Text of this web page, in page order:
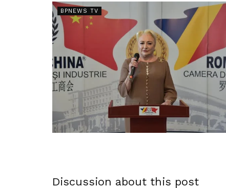
BPNEWS TV
Discussion about this post